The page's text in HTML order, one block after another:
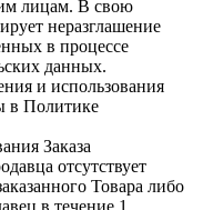
лицам. В свою
неразглашение
в процессе
данных.
и использования
в Политике
Заказа
отсутствует
Товара либо
в течение 1